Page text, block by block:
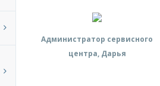
Администратор сервисного
центра, Дарья